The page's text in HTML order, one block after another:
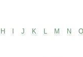
H J K L M N O